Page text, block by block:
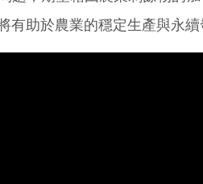
有助於農業的穩定生產與永